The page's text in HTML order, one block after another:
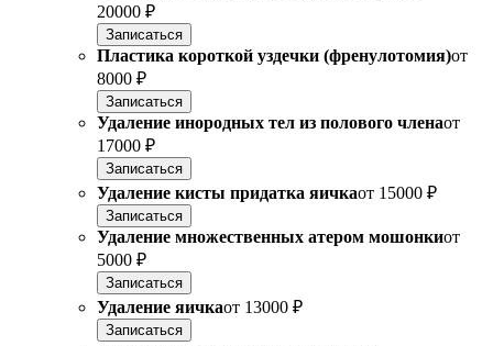
20000 ₽
Записаться
Пластика короткой уздечки (френулотомия)от
8000 ₽
Записаться
Удаление инородных тел из полового членаот
17000 ₽
Записаться
Удаление кисты придатка яичкаот 15000 ₽
Записаться
Удаление множественных атером мошонкиот
5000 ₽
Записаться
Удаление яичкаот 13000 ₽
Записаться